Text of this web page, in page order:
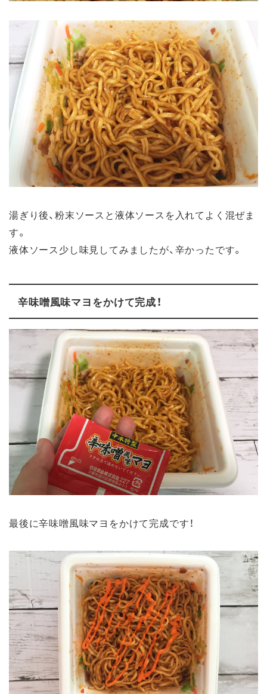
湯ぎり後、粉末ソースと液体ソースを入れてよく混ぜま
す。
液体ソース少し味見してみましたが、辛かったです。
辛味噌風味マヨをかけて完成！
最後に辛味噌風味マヨをかけて完成です！